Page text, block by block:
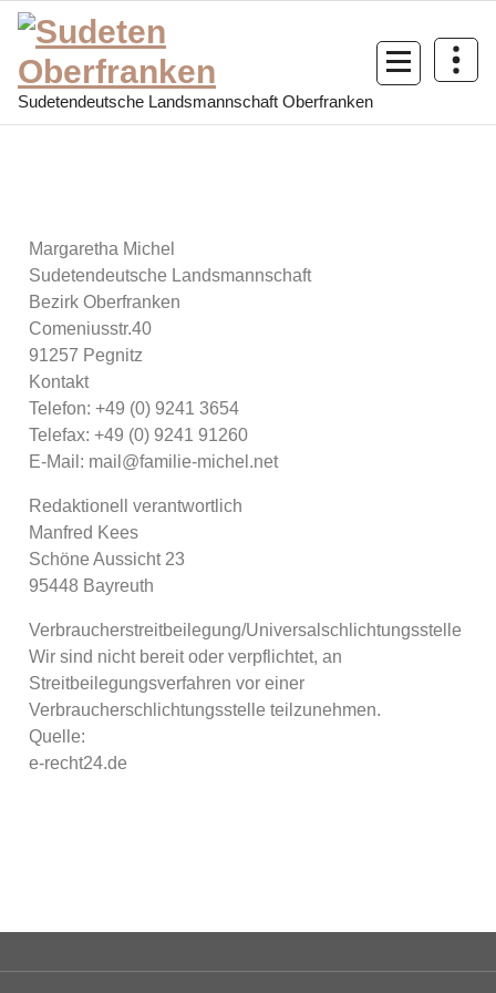
Sudetendeutsche Landsmannschaft Oberfranken
Margaretha Michel
Sudetendeutsche Landsmannschaft
Bezirk Oberfranken
Comeniusstr.40
91257 Pegnitz
Kontakt
Telefon: +49 (0) 9241 3654
Telefax: +49 (0) 9241 91260
E-Mail: mail@familie-michel.net
Redaktionell verantwortlich
Manfred Kees
Schöne Aussicht 23
95448 Bayreuth
Verbraucherstreitbeilegung/Universalschlichtungsstelle
Wir sind nicht bereit oder verpflichtet, an
Streitbeilegungsverfahren vor einer
Verbraucherschlichtungsstelle teilzunehmen.
Quelle:
e-recht24.de